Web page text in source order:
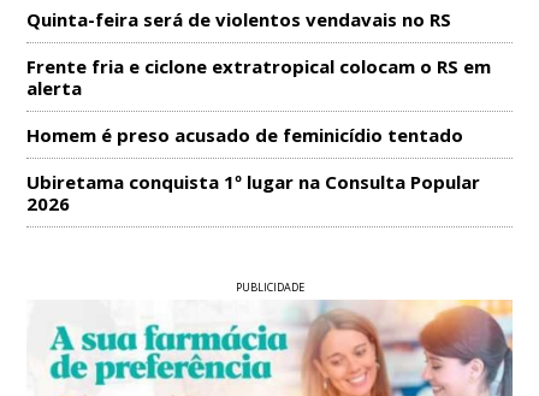
Quinta-feira será de violentos vendavais no RS
Frente fria e ciclone extratropical colocam o RS em
alerta
Homem é preso acusado de feminicídio tentado
Ubiretama conquista 1º lugar na Consulta Popular
2026
PUBLICIDADE